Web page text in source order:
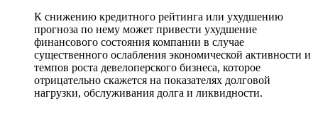
К снижению кредитного рейтинга или ухудшению
прогноза по нему может привести ухудшение
финансового состояния компании в случае
существенного ослабления экономической активности и
темпов роста девелоперского бизнеса, которое
отрицательно скажется на показателях долговой
нагрузки, обслуживания долга и ликвидности.